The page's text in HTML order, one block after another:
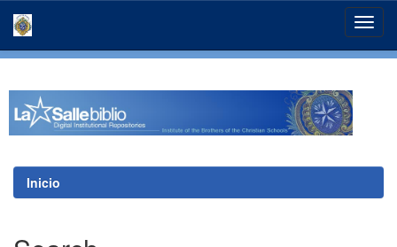
Inicio